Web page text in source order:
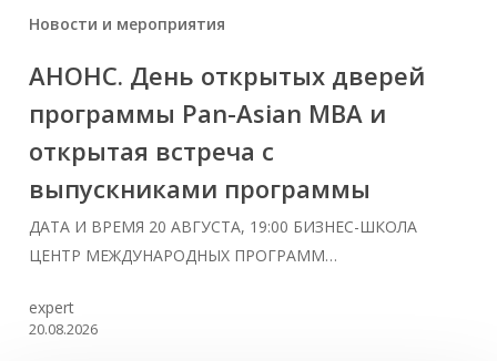
Новости и мероприятия
АНОНС. День открытых дверей
программы Pan-Asian MBA и
открытая встреча с
выпускниками программы
ДАТА И ВРЕМЯ 20 АВГУСТА, 19:00 БИЗНЕС-ШКОЛА
ЦЕНТР МЕЖДУНАРОДНЫХ ПРОГРАММ…
expert
20.08.2026